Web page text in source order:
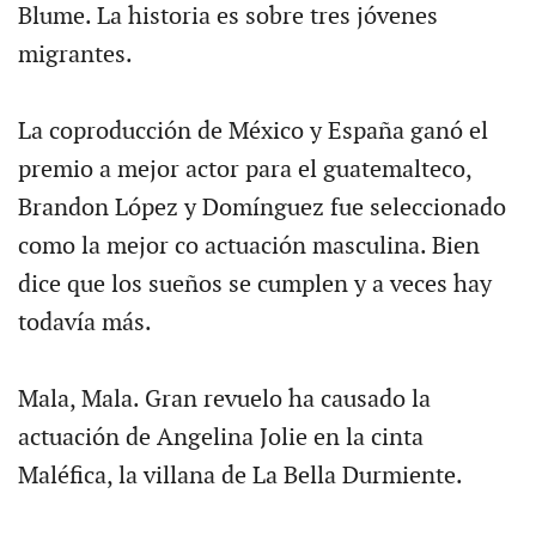
Blume. La historia es sobre tres jóvenes
migrantes.
La coproducción de México y España ganó el
premio a mejor actor para el guatemalteco,
Brandon López y Domínguez fue seleccionado
como la mejor co actuación masculina. Bien
dice que los sueños se cumplen y a veces hay
todavía más.
Mala, Mala. Gran revuelo ha causado la
actuación de Angelina Jolie en la cinta
Maléfica, la villana de La Bella Durmiente.